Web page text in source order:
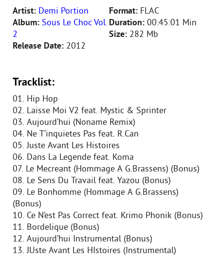
Artist: Demi Portion
Album: Sous Le Choc Vol.
2
Release Date: 2012
Format: FLAC
Duration: 00:45:01 Min
Size: 282 Mb
Tracklist:
01. Hip Hop
02. Laisse Moi V2 feat. Mystic & Sprinter
03. Aujourd’hui (Noname Remix)
04. Ne T’inquietes Pas feat. R.Can
05. Juste Avant Les Histoires
06. Dans La Legende feat. Koma
07. Le Mecreant (Hommage A G.Brassens) (Bonus)
08. Le Sens Du Travail feat. Yazou (Bonus)
09. Le Bonhomme (Hommage A G.Brassens)
(Bonus)
10. Ce N’est Pas Correct feat. Krimo Phonik (Bonus)
11. Bordelique (Bonus)
12. Aujourd’hui Instrumental (Bonus)
13. JUste Avant Les HIstoires (Instrumental)